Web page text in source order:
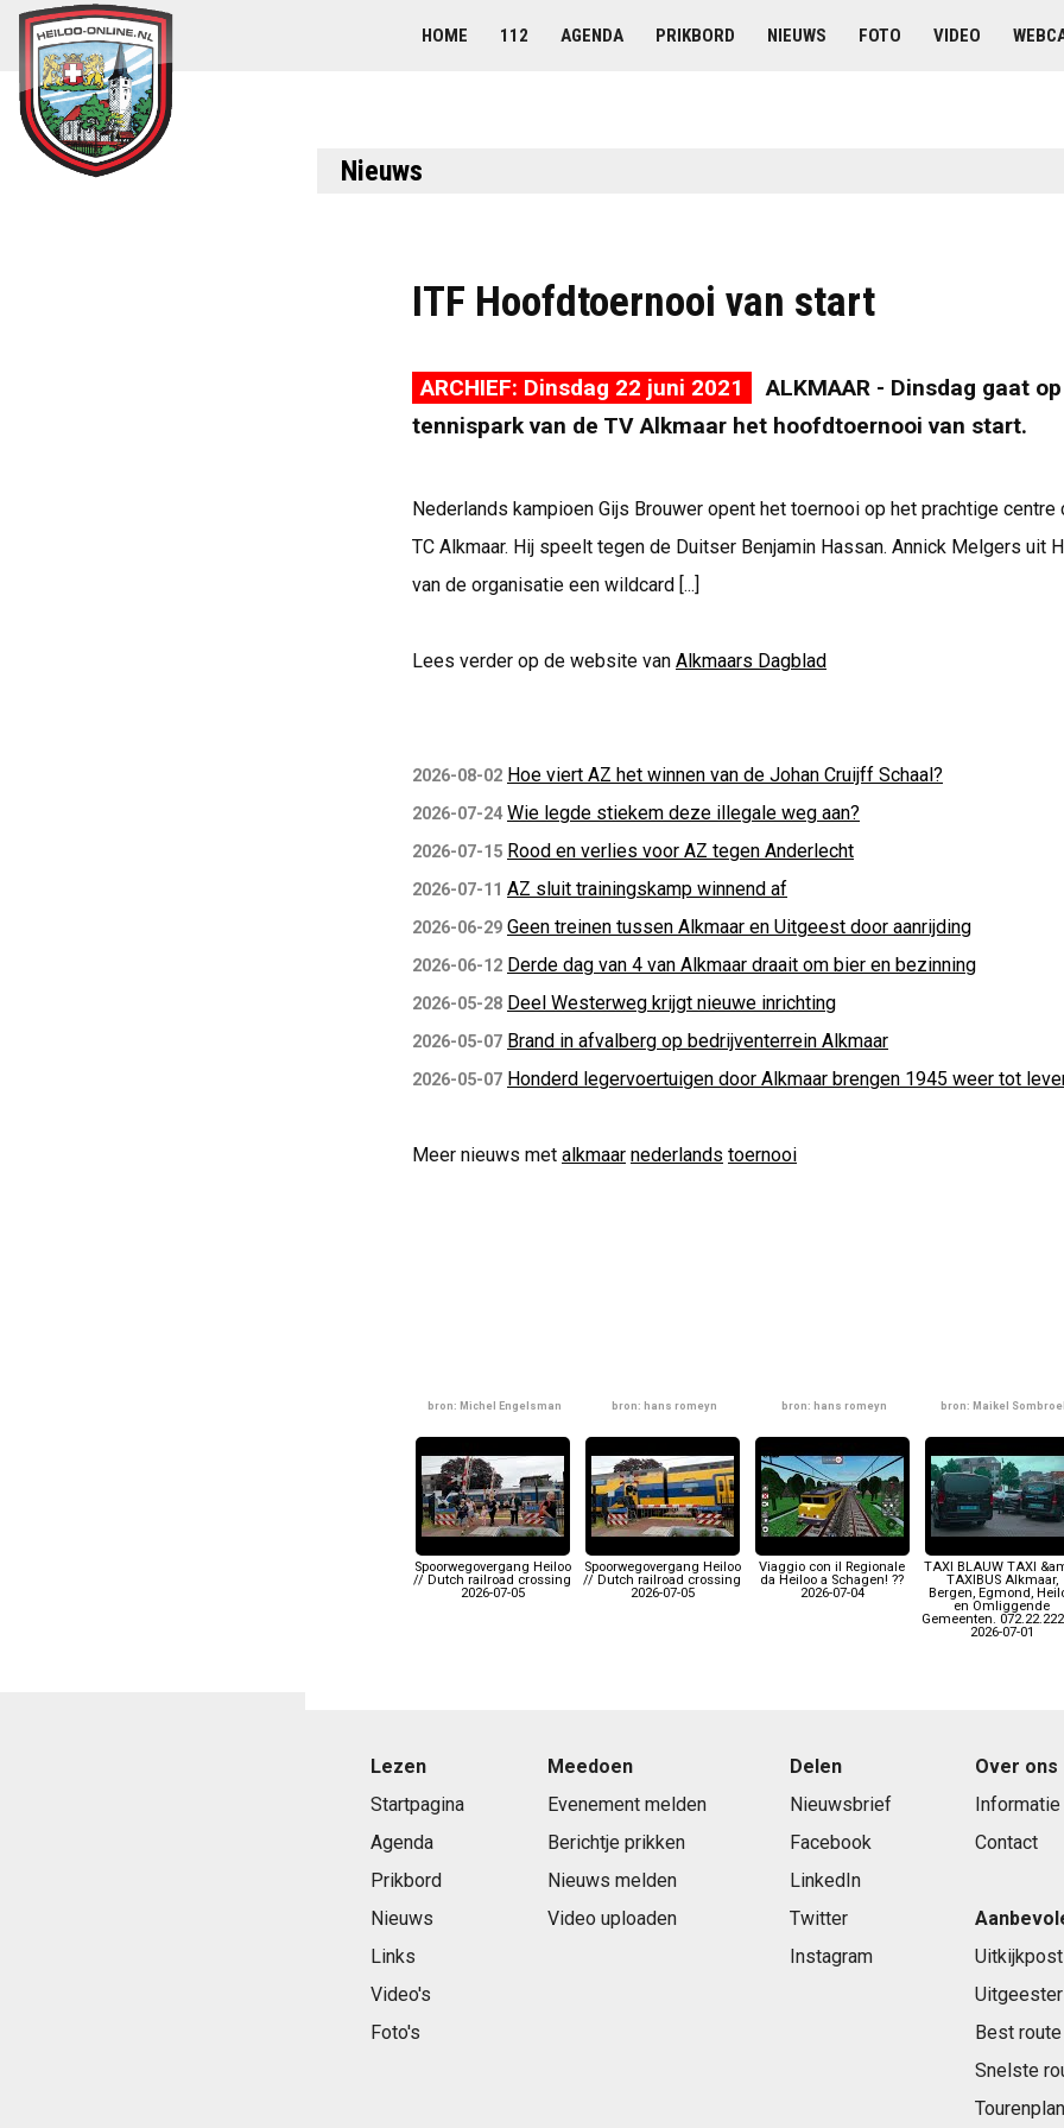
HOME 112 AGENDA PRIKBORD NIEUWS FOTO VIDEO
Nieuws
ITF Hoofdtoernooi van start
ARCHIEF: Dinsdag 22 juni 2021
ALKMAAR - Dinsdag gaat
tennispark van de TV Alkmaar het hoofdtoernooi van start.
Nederlands kampioen Gijs Brouwer opent het toernooi op het prachtige centre
TC Alkmaar. Hij speelt tegen de Duitser Benjamin Hassan. Annick Melgers uit
van de organisatie een wildcard [...]
Lees verder op de website van Alkmaars Dagblad
2026-08-02 Hoe viert AZ het winnen van de Johan Cruijff Schaal?
2026-07-24 Wie legde stiekem deze illegale weg aan?
2026-07-15 Rood en verlies voor AZ tegen Anderlecht
2026-07-11 AZ sluit trainingskamp winnend af
2026-06-29 Geen treinen tussen Alkmaar en Uitgeest door aanrijding
2026-06-12 Derde dag van 4 van Alkmaar draait om bier en bezinning
2026-05-28 Deel Westerweg krijgt nieuwe inrichting
2026-05-07 Brand in afvalberg op bedrijventerrein Alkmaar
2026-05-07 Honderd legervoertuigen door Alkmaar brengen 1945 weer tot
Meer nieuws met alkmaar nederlands toernooi
bron: Michel Engelsman bron: hans romeyn bron: hans romeyn bron: Maikel
Spoorwegovergang Heiloo
// Dutch railroad crossing
2026-07-05
Spoorwegovergang Heiloo
// Dutch railroad crossing
2026-07-05
Viaggio con il Regionale
da Heiloo a Schagen! ??
2026-07-04
TAXI BLAUW TAXI
TAXIBUS Alkmaar,
Bergen, Egmond,
en Omliggende
Gemeenten.
2026-07-01
Lezen
Startpagina
Agenda
Prikbord
Nieuws
Links
Video's
Foto's
Meedoen
Evenement melden
Berichtje prikken
Nieuws melden
Video uploaden
Delen
Nieuwsbrief
Facebook
LinkedIn
Twitter
Instagram
Over ons
Informatie
Contact
Uitkijkpost
Uitgeester
Best
Snelste